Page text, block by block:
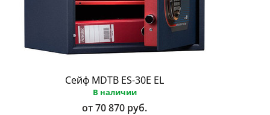
Сейф MDTB ES-30E EL
В наличии
от 70 870 руб.